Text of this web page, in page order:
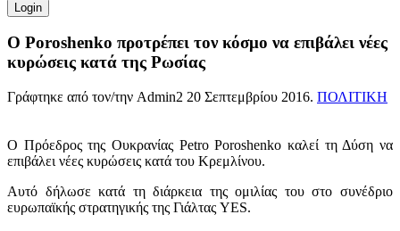
O Poroshenko προτρέπει τον κόσμο να επιβάλει νέες
κυρώσεις κατά της Ρωσίας
Γράφτηκε από τον/την Admin2 20 Σεπτεμβρίου 2016. ΠΟΛΙΤΙΚΗ
O Πρόεδρος της Ουκρανίας Petro Poroshenko καλεί τη Δύση να
επιβάλει νέες κυρώσεις κατά του Κρεμλίνου.
Αυτό δήλωσε κατά τη διάρκεια της ομιλίας του στο συνέδριο
ευρωπαϊκής στρατηγικής της Γιάλτας YES.